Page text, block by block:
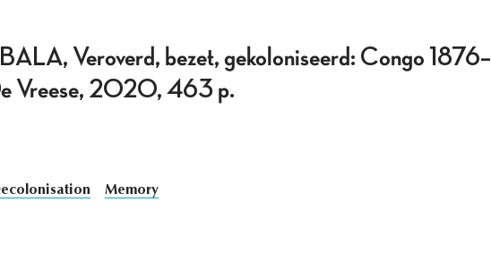
Veroverd, bezet, gekoloniseerd: Congo 1876–
Vreese, 2020, 463 p.
Memory